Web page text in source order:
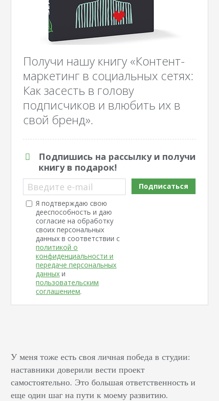
Получи нашу книгу «Контент-
маркетинг в социальных сетях:
Как засесть в голову
подписчиков и влюбить их в
свой бренд».
Подпишись на рассылку и получи
книгу в подарок!
Введите e-mail
Я подтверждаю свою
дееспособность и даю
согласие на обработку
своих персональных
данных в соответствии с
политикой о
конфиденциальности и
передаче персональных
данных и
пользовательским
соглашением.
Подписаться
У меня тоже есть своя личная победа в студии:
наставники доверили вести проект
самостоятельно. Это большая ответственность и
еще один шаг на пути к моему развитию.